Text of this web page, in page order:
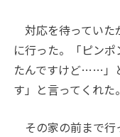
対応を待っていた
に行った。「ピン
たんですけど……」
す」と言ってくれた。
その家の前まで行